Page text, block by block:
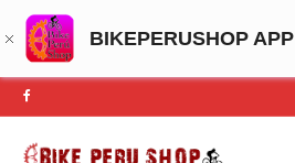
BIKEPERUSHOP APP
Saltar
al
contenido